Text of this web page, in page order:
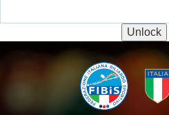
Unlock